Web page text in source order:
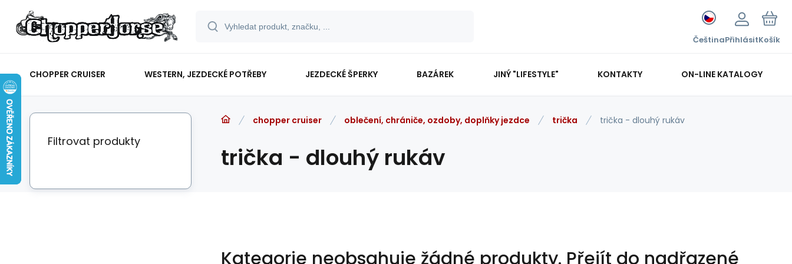
ČeštinaPřihlásitKošík
CHOPPER CRUISER WESTERN, JEZDECKÉ POTŘEBY JEZDECKÉ ŠPERKY BAZÁREK JINÝ "LIFESTYLE" KONTAKTY ON-LINE KATALOGY
chopper cruiser oblečení, chrániče, ozdoby, doplňky jezdce trička trička - dlouhý rukáv
trička - dlouhý rukáv
Kategorie neobsahuje žádné produkty. Přejít do nadřazené
Filtrovat produkty